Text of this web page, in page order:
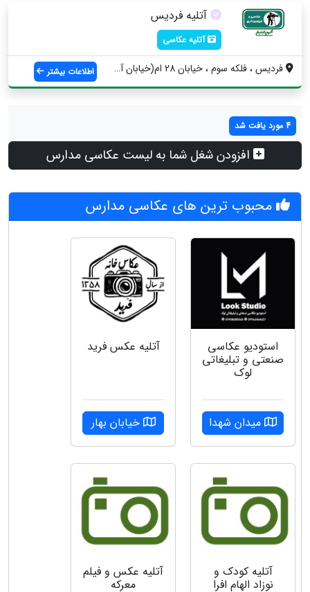
آتلیه فردیس
آتلیه عکاسی
فردیس ، فلکه سوم ، خیابان 28 ام(خیابان آ... اطلاعات بیشتر
4 مورد یافت شد
افزودن شغل شما به لیست عکاسی مدارس
محبوب ترین های عکاسی مدارس
استودیو عکاسی
صنعتی و تبلیغاتی
لوک
میدان شهدا
آتلیه عکس فرید
خیابان بهار
آتلیه کودک و
نوزاد الهام افرا
آتلیه عکس و فیلم
معرکه